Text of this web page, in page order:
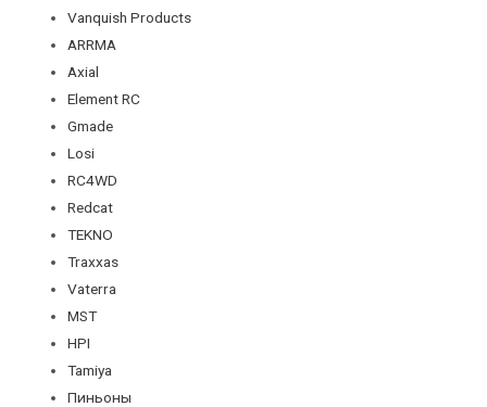
Vanquish Products
ARRMA
Axial
Element RC
Gmade
Losi
RC4WD
Redcat
TEKNO
Traxxas
Vaterra
MST
HPI
Tamiya
Пиньоны